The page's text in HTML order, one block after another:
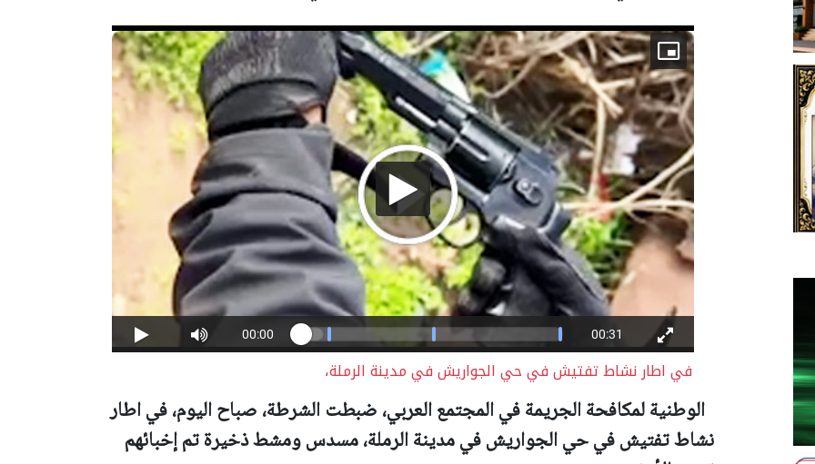
في اطار نشاط تفتيش في حي الجواريش في مدينة الرملة،
الوطنية لمكافحة الجريمة في المجتمع العربي، ضبطت الشرطة، صباح اليوم، في اطار
نشاط تفتيش في حي الجواريش في مدينة الرملة، مسدس ومشط ذخيرة تم إخبائهم